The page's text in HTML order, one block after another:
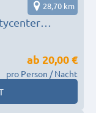
28,70 km
ab 20,00 €
pro Person / Nacht